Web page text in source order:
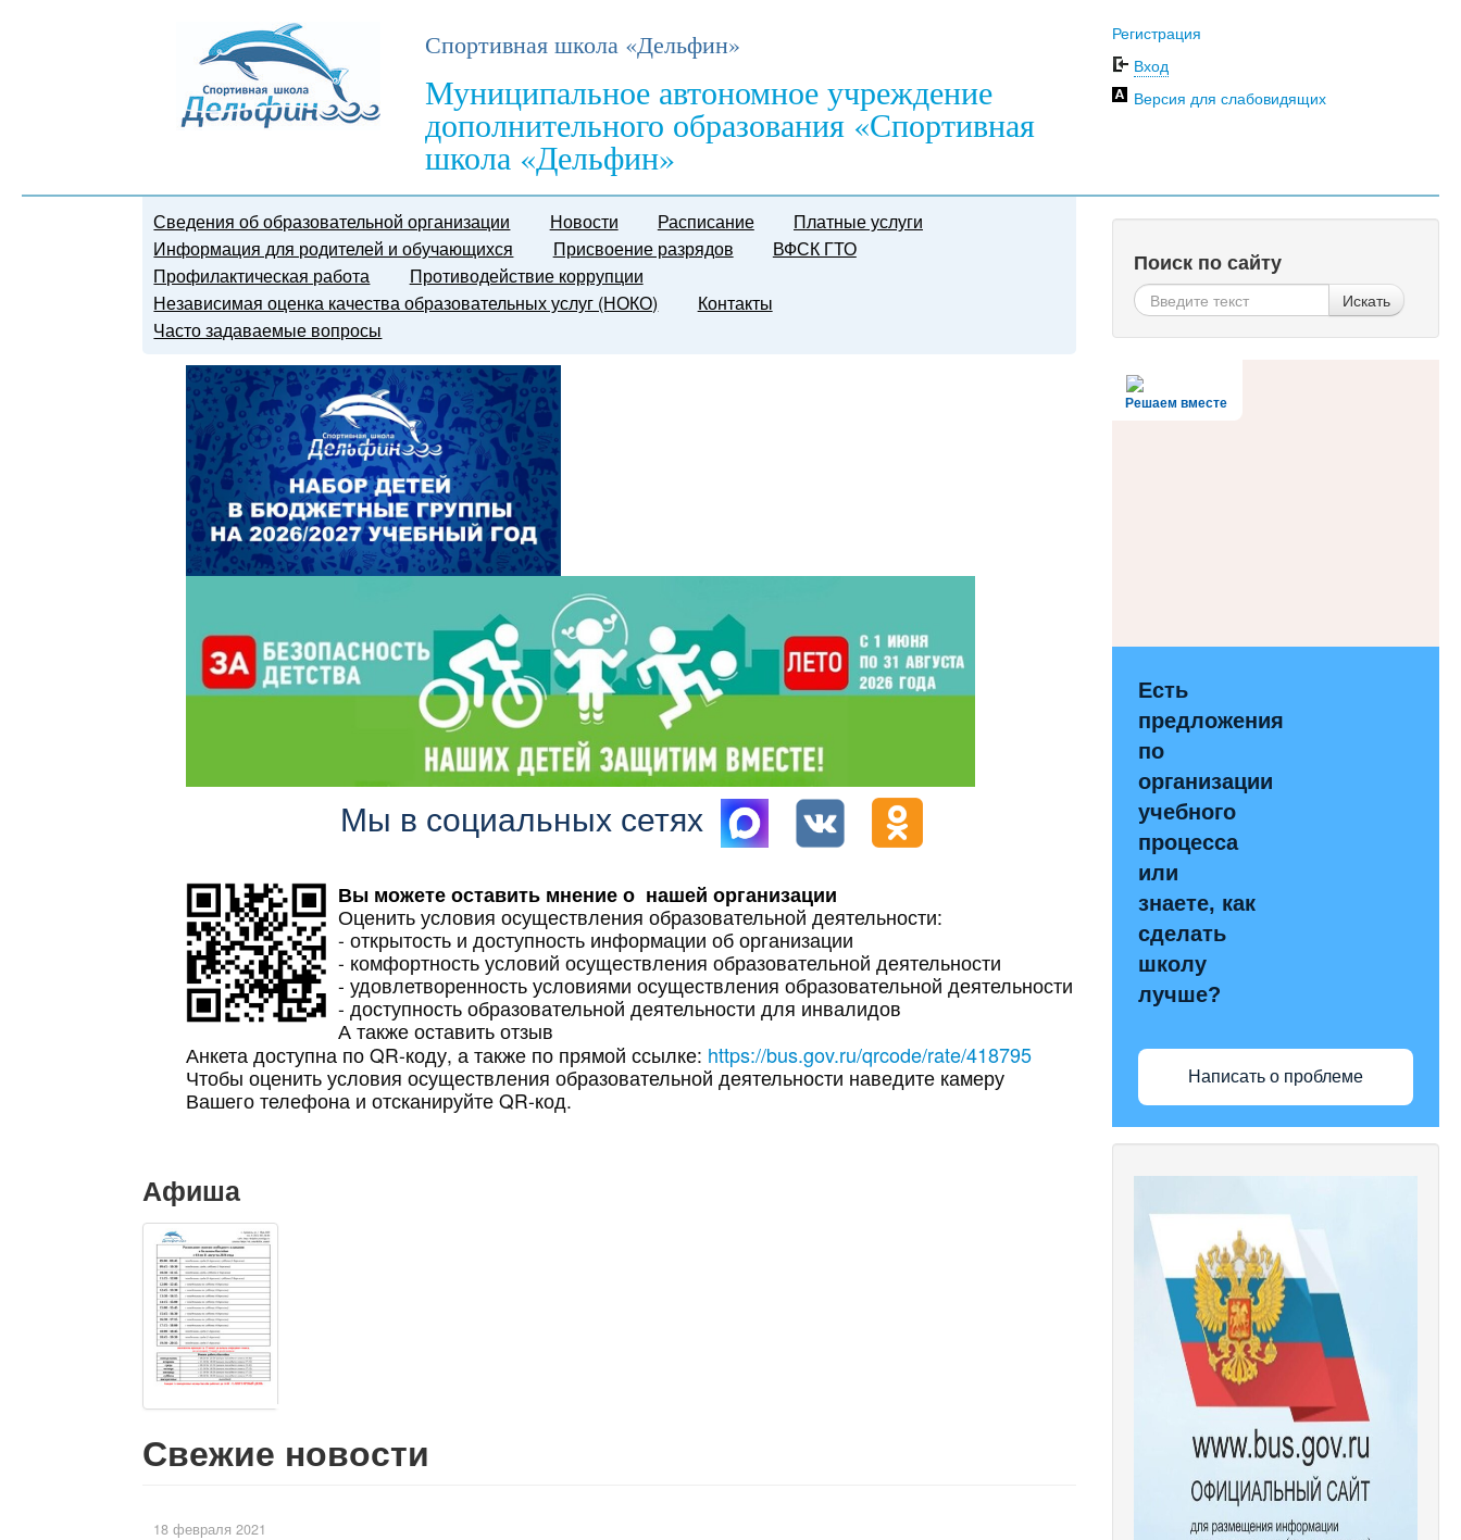
Спортивная школа «Дельфин»
Муниципальное автономное учреждение
дополнительного образования «Спортивная
школа «Дельфин»
Регистрация
Вход
Версия для слабовидящих
Сведения об образовательной организации Новости Расписание
Платные услуги
Информация для родителей и обучающихся
Присвоение разрядов
ВФСК ГТО
Профилактическая работа
Противодействие коррупции
Независимая оценка качества образовательных услуг (НОКО)
Контакты
Часто задаваемые вопросы
Мы в социальных сетях
Вы можете оставить мнение о нашей организации
Оценить условия осуществления образовательной деятельности:
- открытость и доступность информации об организации
- комфортность условий осуществления образовательной деятельности
- удовлетворенность условиями осуществления образовательной деятельности
- доступность образовательной деятельности для инвалидов
А также оставить отзыв
Анкета доступна по QR-коду, а также по прямой ссылке: https://bus.gov.ru/qrcode/rate/418795
Чтобы оценить условия осуществления образовательной деятельности наведите камеру
Вашего телефона и отсканируйте QR-код.
Афиша
Свежие новости
18 февраля 2021
Поиск по сайту
Искать
Решаем вместе
Есть
предложения
по
организации
учебного
процесса
или
знаете, как
сделать
школу
лучше?
Написать о проблеме